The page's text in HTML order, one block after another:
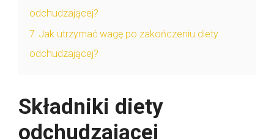
odchudzającej?
7 Jak utrzymać wagę po zakończeniu diety
odchudzającej?
Składniki diety
odchudzającej